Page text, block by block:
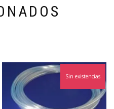
Sin existencias